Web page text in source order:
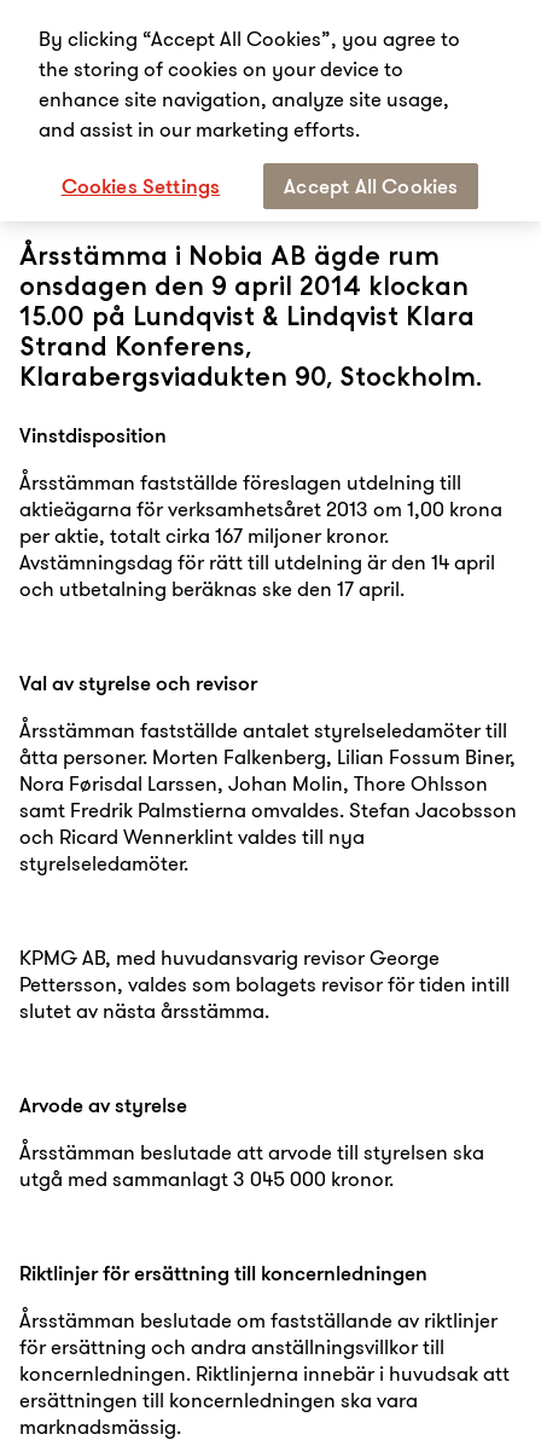
Start Om oss Bolagsstyrning Bolagsstämma Årsstämma 2014
Årsstämma 2014
Årsstämma i Nobia AB ägde rum
onsdagen den 9 april 2014 klockan
15.00 på Lundqvist & Lindqvist Klara
Strand Konferens,
Klarabergsviadukten 90, Stockholm.
Vinstdisposition
Årsstämman fastställde föreslagen utdelning till
aktieägarna för verksamhetsåret 2013 om 1,00 krona
per aktie, totalt cirka 167 miljoner kronor.
Avstämningsdag för rätt till utdelning är den 14 april
och utbetalning beräknas ske den 17 april.
Val av styrelse och revisor
Årsstämman fastställde antalet styrelseledamöter till
åtta personer. Morten Falkenberg, Lilian Fossum Biner,
Nora Førisdal Larssen, Johan Molin, Thore Ohlsson
samt Fredrik Palmstierna omvaldes. Stefan Jacobsson
och Ricard Wennerklint valdes till nya
styrelseledamöter.
KPMG AB, med huvudansvarig revisor George
Pettersson, valdes som bolagets revisor för tiden intill
slutet av nästa årsstämma.
Arvode av styrelse
Årsstämman beslutade att arvode till styrelsen ska
utgå med sammanlagt 3 045 000 kronor.
Riktlinjer för ersättning till koncernledningen
Årsstämman beslutade om fastställande av riktlinjer
för ersättning och andra anställningsvillkor till
koncernledningen. Riktlinjerna innebär i huvudsak att
ersättningen till koncernledningen ska vara
marknadsmässig.
By clicking “Accept All Cookies”, you agree to
the storing of cookies on your device to
enhance site navigation, analyze site usage,
and assist in our marketing efforts.
Cookies Settings Accept All Cookies